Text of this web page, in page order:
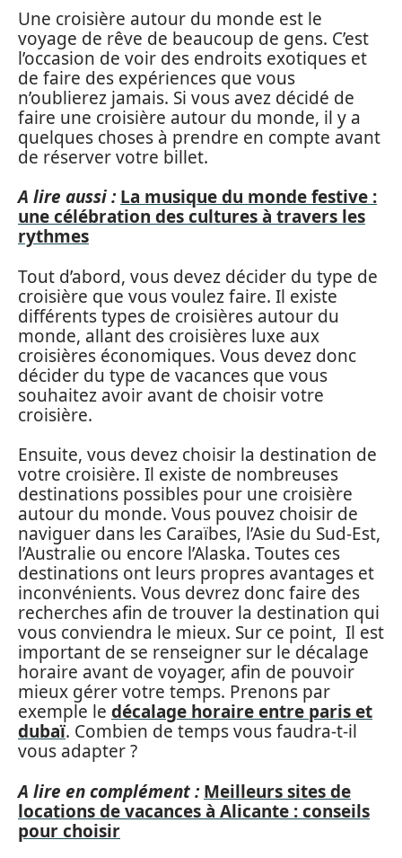
Une croisière autour du monde est le
voyage de rêve de beaucoup de gens. C’est
l’occasion de voir des endroits exotiques et
de faire des expériences que vous
n’oublierez jamais. Si vous avez décidé de
faire une croisière autour du monde, il y a
quelques choses à prendre en compte avant
de réserver votre billet.
A lire aussi : La musique du monde festive :
une célébration des cultures à travers les
rythmes
Tout d’abord, vous devez décider du type de
croisière que vous voulez faire. Il existe
différents types de croisières autour du
monde, allant des croisières luxe aux
croisières économiques. Vous devez donc
décider du type de vacances que vous
souhaitez avoir avant de choisir votre
croisière.
Ensuite, vous devez choisir la destination de
votre croisière. Il existe de nombreuses
destinations possibles pour une croisière
autour du monde. Vous pouvez choisir de
naviguer dans les Caraïbes, l’Asie du Sud-Est,
l’Australie ou encore l’Alaska. Toutes ces
destinations ont leurs propres avantages et
inconvénients. Vous devrez donc faire des
recherches afin de trouver la destination qui
vous conviendra le mieux. Sur ce point, Il est
important de se renseigner sur le décalage
horaire avant de voyager, afin de pouvoir
mieux gérer votre temps. Prenons par
exemple le décalage horaire entre paris et
dubaï. Combien de temps vous faudra-t-il
vous adapter ?
A lire en complément : Meilleurs sites de
locations de vacances à Alicante : conseils
pour choisir